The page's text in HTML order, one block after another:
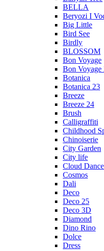
BELLA
Beryozi I
Big Little
Bird See
Birdly
BLOSSOM
Bon Voyage
Bon Voyage
Botanica
Botanica 23
Breeze
Breeze 24
Brush
Calligraffiti
Childhood
Chinoiserie
City Garden
City life
Cloud
Cosmos
Dali
Deco
Deco 25
Deco 3D
Diamond
Dino Rino
Dolce
Dress